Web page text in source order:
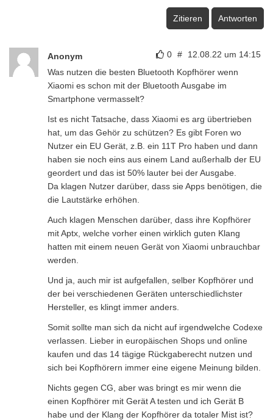
Zitieren Antworten
0 # 12.08.22 um 14:15
Anonym
Was nutzen die besten Bluetooth Kopfhörer wenn
Xiaomi es schon mit der Bluetooth Ausgabe im
Smartphone vermasselt?
Ist es nicht Tatsache, dass Xiaomi es arg übertrieben
hat, um das Gehör zu schützen? Es gibt Foren wo
Nutzer ein EU Gerät, z.B. ein 11T Pro haben und dann
haben sie noch eins aus einem Land außerhalb der EU
geordert und das ist 50% lauter bei der Ausgabe.
Da klagen Nutzer darüber, dass sie Apps benötigen, die
die Lautstärke erhöhen.
Auch klagen Menschen darüber, dass ihre Kopfhörer
mit Aptx, welche vorher einen wirklich guten Klang
hatten mit einem neuen Gerät von Xiaomi unbrauchbar
werden.
Und ja, auch mir ist aufgefallen, selber Kopfhörer und
der bei verschiedenen Geräten unterschiedlichster
Hersteller, es klingt immer anders.
Somit sollte man sich da nicht auf irgendwelche Codexe
verlassen. Lieber in europäischen Shops und online
kaufen und das 14 tägige Rückgaberecht nutzen und
sich bei Kopfhörern immer eine eigene Meinung bilden.
Nichts gegen CG, aber was bringt es mir wenn die
einen Kopfhörer mit Gerät A testen und ich Gerät B
habe und der Klang der Kopfhörer da totaler Mist ist?